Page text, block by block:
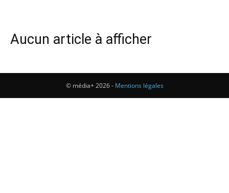
Aucun article à afficher
© média+ 2026 - Mentions légales